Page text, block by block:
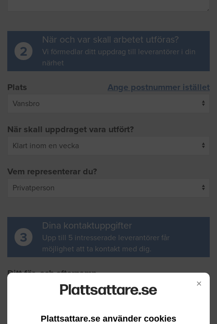
×
Plattsattare.se använder cookies
2
När och var skall arbetet utföras?
Vi förmedlar ditt uppdrag till leverantörer i din
närhet
Plats Ange postnummer istället
När skall uppdraget vara utfört?
Vem representerar du?
3
Dina kontaktuppgifter
Upp till 5 intresserade leverantörer får
möjlighet att ta kontakt med dig.
Ditt för- och efternamn
Din e-postadress